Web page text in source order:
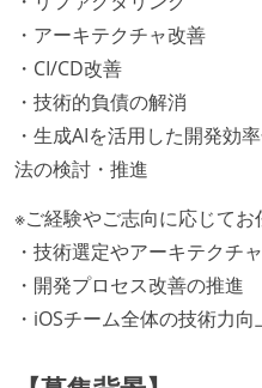
・アーキテクチャ改善
・CI/CD改善
・技術的負債の解消
・生成AIを活用した開発効
法の検討・推進
※ご経験やご志向に応じてお
・技術選定やアーキテクチ
・開発プロセス改善の推進
・iOSチーム全体の技術力